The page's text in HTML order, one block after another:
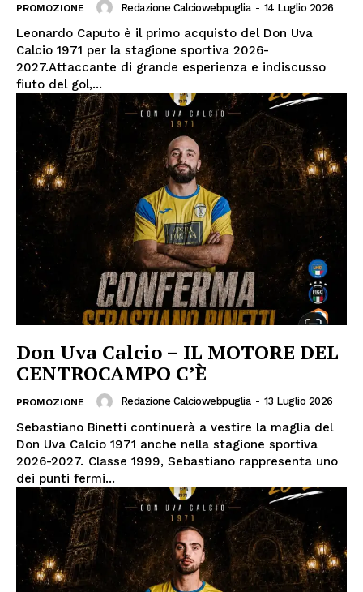
PROMOZIONE Redazione Calciowebpuglia - 14 Luglio 2026
Leonardo Caputo è il primo acquisto del Don Uva
Calcio 1971 per la stagione sportiva 2026-
2027.Attaccante di grande esperienza e indiscusso
fiuto del gol,...
Don Uva Calcio – IL MOTORE DEL
CENTROCAMPO C’È
PROMOZIONE Redazione Calciowebpuglia - 13 Luglio 2026
Sebastiano Binetti continuerà a vestire la maglia del
Don Uva Calcio 1971 anche nella stagione sportiva
2026-2027. Classe 1999, Sebastiano rappresenta uno
dei punti fermi...